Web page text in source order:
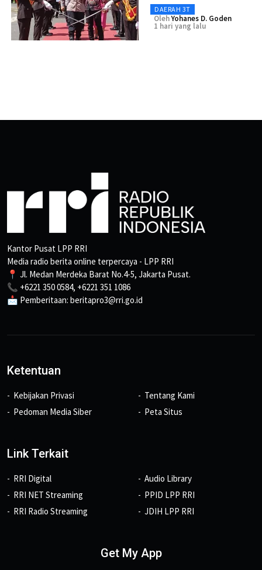
DAERAH 3T
OlehYohanes D. Goden
1 hari yang lalu
Kantor Pusat LPP RRI
Media radio berita online terpercaya - LPP RRI
📍 Jl. Medan Merdeka Barat No.4-5, Jakarta Pusat.
📞 +6221 350 0584, +6221 351 1086
📩 Pemberitaan: beritapro3@rri.go.id
Ketentuan
Kebijakan Privasi
Pedoman Media Siber
Tentang Kami
Peta Situs
Link Terkait
RRI Digital
RRI NET Streaming
RRI Radio Streaming
Audio Library
PPID LPP RRI
JDIH LPP RRI
Get My App